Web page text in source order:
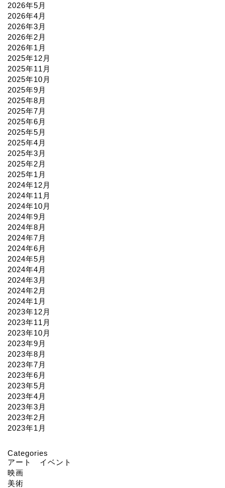
2026年5月
2026年4月
2026年3月
2026年2月
2026年1月
2025年12月
2025年11月
2025年10月
2025年9月
2025年8月
2025年7月
2025年6月
2025年5月
2025年4月
2025年3月
2025年2月
2025年1月
2024年12月
2024年11月
2024年10月
2024年9月
2024年8月
2024年7月
2024年6月
2024年5月
2024年4月
2024年3月
2024年2月
2024年1月
2023年12月
2023年11月
2023年10月
2023年9月
2023年8月
2023年7月
2023年6月
2023年5月
2023年4月
2023年3月
2023年2月
2023年1月
Categories
アート イベント
映画
美術